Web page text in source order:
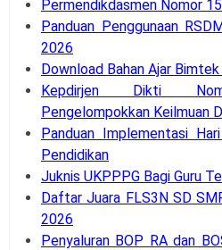
Permendikdasmen Nomor
Panduan Penggunaan
2026
Download Bahan Ajar
Kepdirjen Dikti
Pengelompokkan Keilmuan
Panduan Implementasi
Pendidikan
Juknis UKPPPG Bagi Guru
Daftar Juara FLS3N SD
2026
Penyaluran BOP RA dan